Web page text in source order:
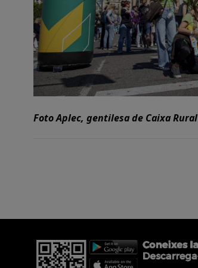
Foto Aplec, gentilesa de Caixa Rural